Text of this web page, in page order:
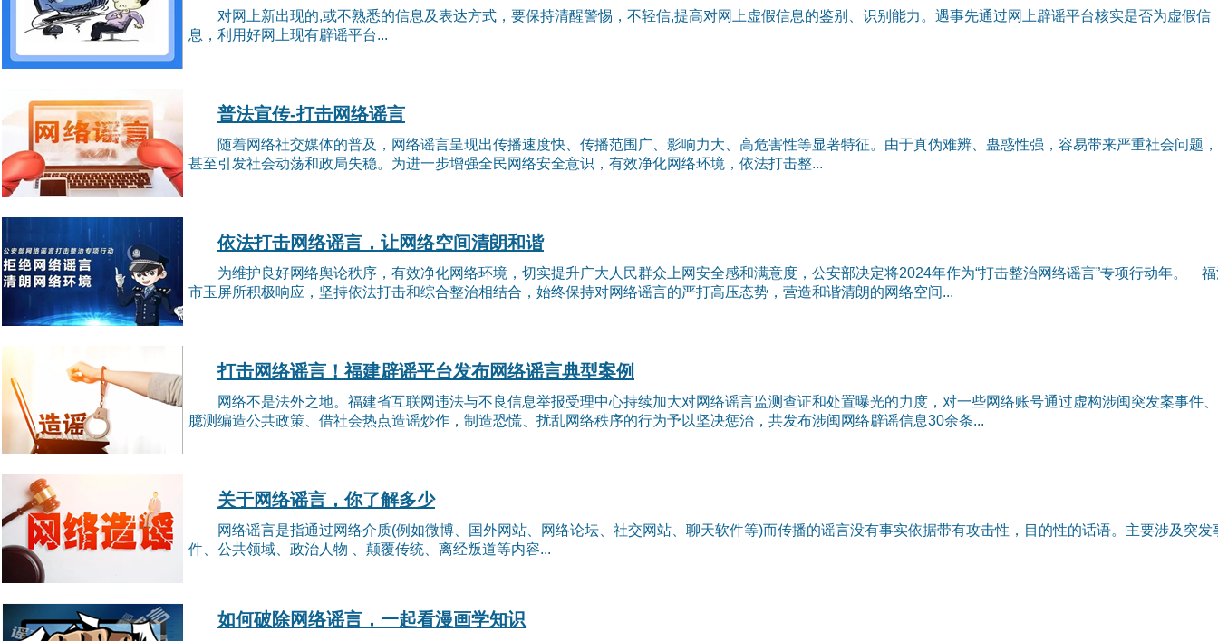
对网上新出现的,或不熟悉的信息及表达方式，要保持清醒警惕，不轻信,提高对网上虚假信息的鉴别、识别能力。遇事先通过网上辟谣平台核实是否为虚假信
息，利用好网上现有辟谣平台...
普法宣传-打击网络谣言
随着网络社交媒体的普及，网络谣言呈现出传播速度快、传播范围广、影响力大、高危害性等显著特征。由于真伪难辨、蛊惑性强，容易带来严重社会问题，
甚至引发社会动荡和政局失稳。为进一步增强全民网络安全意识，有效净化网络环境，依法打击整...
依法打击网络谣言，让网络空间清朗和谐
为维护良好网络舆论秩序，有效净化网络环境，切实提升广大人民群众上网安全感和满意度，公安部决定将2024年作为“打击整治网络谣言”专项行动年。
市玉屏所积极响应，坚持依法打击和综合整治相结合，始终保持对网络谣言的严打高压态势，营造和谐清朗的网络空间...
打击网络谣言！福建辟谣平台发布网络谣言典型案例
网络不是法外之地。福建省互联网违法与不良信息举报受理中心持续加大对网络谣言监测查证和处置曝光的力度，对一些网络账号通过虚构涉闽突发案事件、
臆测编造公共政策、借社会热点造谣炒作，制造恐慌、扰乱网络秩序的行为予以坚决惩治，共发布涉闽网络辟谣信息30余条...
关于网络谣言，你了解多少
网络谣言是指通过网络介质(例如微博、国外网站、网络论坛、社交网站、聊天软件等)而传播的谣言没有事实依据带有攻击性，目的性的话语。主要涉及突发
件、公共领域、政治人物 、颠覆传统、离经叛道等内容...
如何破除网络谣言，一起看漫画学知识